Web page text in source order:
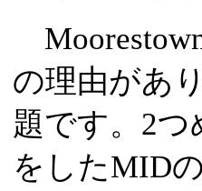
の理由があ
題です。2つ
をしたMID